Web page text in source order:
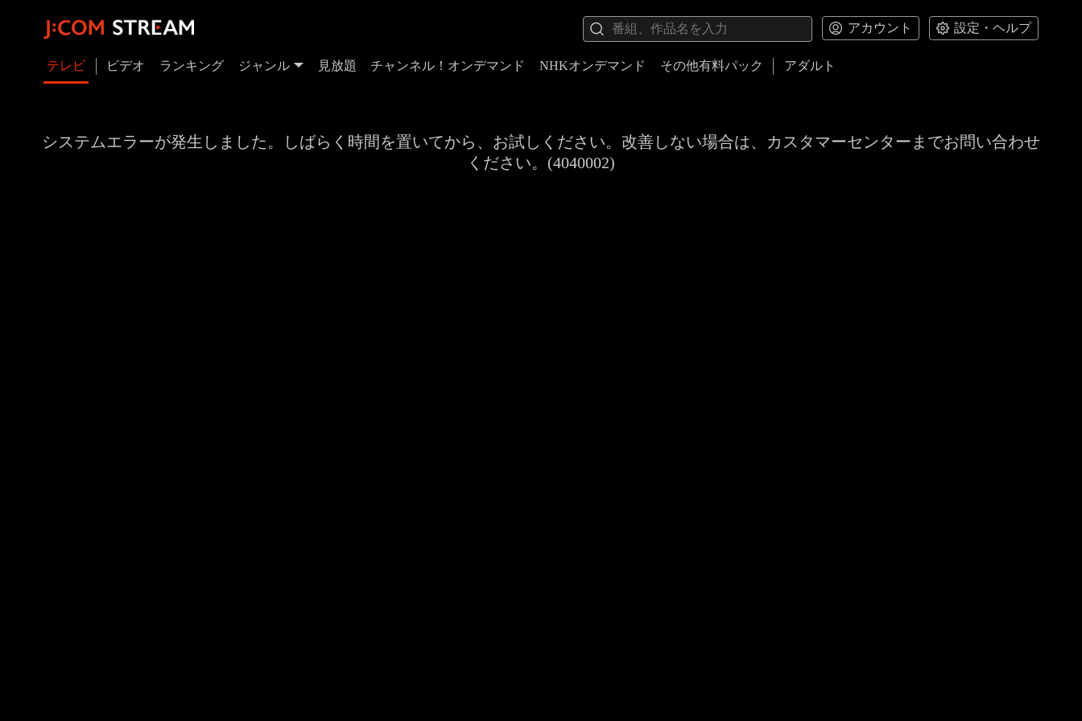
アカウント 設定・ヘルプ
テレビ ビデオ ランキング ジャンル 見放題 チャンネル！オンデマンド NHKオンデマンド その他有料パック アダルト
システムエラーが発生しました。しばらく時間を置いてから、お試しください。改善しない場合は、カスタマーセンターまでお問い合わせ
ください。(4040002)